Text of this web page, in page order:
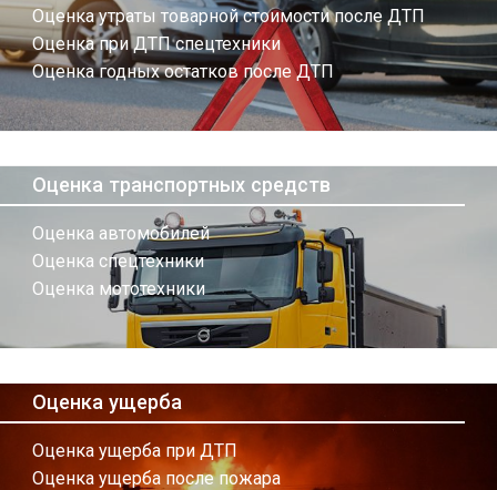
Оценка утраты товарной стоимости после ДТП
Оценка при ДТП спецтехники
Оценка годных остатков после ДТП
Оценка транспортных средств
Оценка автомобилей
Оценка спецтехники
Оценка мототехники
Оценка ущерба
Оценка ущерба при ДТП
Оценка ущерба после пожара